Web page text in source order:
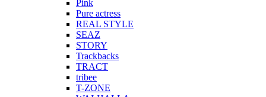
Pink
Pure actress
REAL STYLE
SEAZ
STORY
Trackbacks
TRACT
tribee
T-ZONE